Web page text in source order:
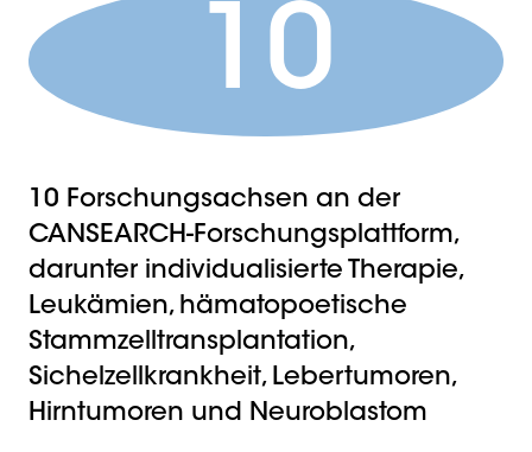
10
10 Forschungsachsen an der
CANSEARCH-Forschungsplattform,
darunter individualisierte Therapie,
Leukämien, hämatopoetische
Stammzelltransplantation,
Sichelzellkrankheit, Lebertumoren,
Hirntumoren und Neuroblastom